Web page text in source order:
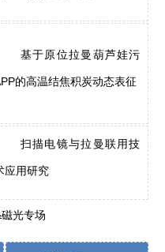
基于原位拉曼葫芦娃污
的高温结焦积炭动态表征
扫描电镜与拉曼联用技
应用研究
光专场